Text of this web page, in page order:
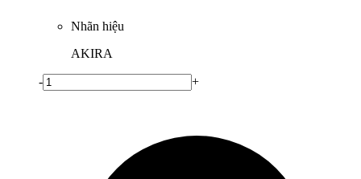
Nhãn hiệu
AKIRA
- +